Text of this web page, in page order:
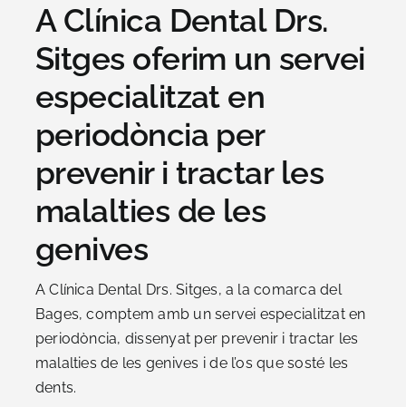
A Clínica Dental Drs.
Sitges oferim un servei
especialitzat en
periodòncia per
prevenir i tractar les
malalties de les
genives
A Clínica Dental Drs. Sitges, a la comarca del
Bages, comptem amb un servei especialitzat en
periodòncia, dissenyat per prevenir i tractar les
malalties de les genives i de l’os que sosté les
dents.